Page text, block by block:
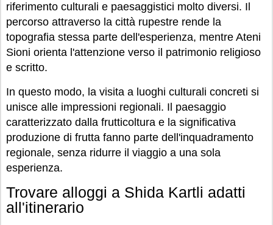
riferimento culturali e paesaggistici molto diversi. Il
percorso attraverso la città rupestre rende la
topografia stessa parte dell'esperienza, mentre Ateni
Sioni orienta l'attenzione verso il patrimonio religioso
e scritto.
In questo modo, la visita a luoghi culturali concreti si
unisce alle impressioni regionali. Il paesaggio
caratterizzato dalla frutticoltura e la significativa
produzione di frutta fanno parte dell'inquadramento
regionale, senza ridurre il viaggio a una sola
esperienza.
Trovare alloggi a Shida Kartli adatti
all'itinerario